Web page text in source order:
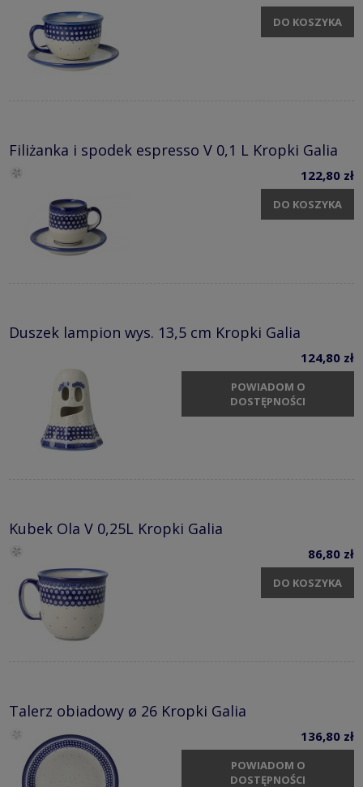
DO KOSZYKA
Filiżanka i spodek espresso V 0,1 L Kropki Galia
122,80 zł
DO KOSZYKA
Duszek lampion wys. 13,5 cm Kropki Galia
124,80 zł
POWIADOM O
DOSTĘPNOŚCI
Kubek Ola V 0,25L Kropki Galia
86,80 zł
DO KOSZYKA
Talerz obiadowy ø 26 Kropki Galia
136,80 zł
POWIADOM O
DOSTĘPNOŚCI